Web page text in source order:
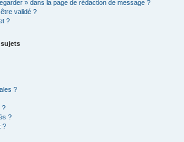
» dans la page de rédaction de message ?
validé ?
?
?
?
?
?